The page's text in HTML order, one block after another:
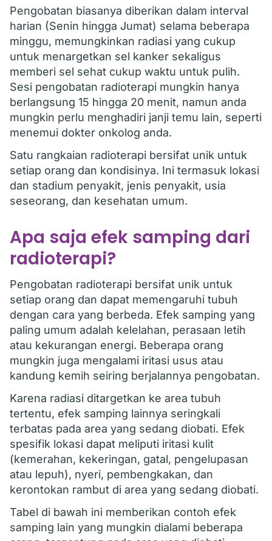
Pengobatan biasanya diberikan dalam interval
harian (Senin hingga Jumat) selama beberapa
minggu, memungkinkan radiasi yang cukup
untuk menargetkan sel kanker sekaligus
memberi sel sehat cukup waktu untuk pulih.
Sesi pengobatan radioterapi mungkin hanya
berlangsung 15 hingga 20 menit, namun anda
mungkin perlu menghadiri janji temu lain, seperti
menemui dokter onkolog anda.
Satu rangkaian radioterapi bersifat unik untuk
setiap orang dan kondisinya. Ini termasuk lokasi
dan stadium penyakit, jenis penyakit, usia
seseorang, dan kesehatan umum.
Apa saja efek samping dari
radioterapi?
Pengobatan radioterapi bersifat unik untuk
setiap orang dan dapat memengaruhi tubuh
dengan cara yang berbeda. Efek samping yang
paling umum adalah kelelahan, perasaan letih
atau kekurangan energi. Beberapa orang
mungkin juga mengalami iritasi usus atau
kandung kemih seiring berjalannya pengobatan.
Karena radiasi ditargetkan ke area tubuh
tertentu, efek samping lainnya seringkali
terbatas pada area yang sedang diobati. Efek
spesifik lokasi dapat meliputi iritasi kulit
(kemerahan, kekeringan, gatal, pengelupasan
atau lepuh), nyeri, pembengkakan, dan
kerontokan rambut di area yang sedang diobati.
Tabel di bawah ini memberikan contoh efek
samping lain yang mungkin dialami beberapa